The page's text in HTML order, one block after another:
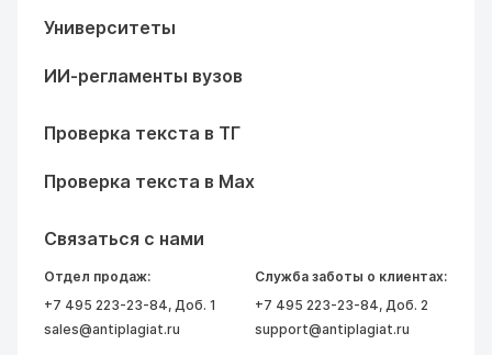
Университеты
ИИ-регламенты вузов
Проверка текста в ТГ
Проверка текста в Max
Связаться с нами
Отдел продаж:
+7 495 223-23-84, Доб. 1
sales@antiplagiat.ru
Служба заботы о клиентах:
+7 495 223-23-84, Доб. 2
support@antiplagiat.ru